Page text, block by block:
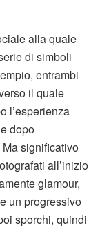
alla quale
di simboli
entrambi
il quale
l’esperienza
dopo
significativo
all’inizio
glamour,
un progressivo
sporchi, quindi